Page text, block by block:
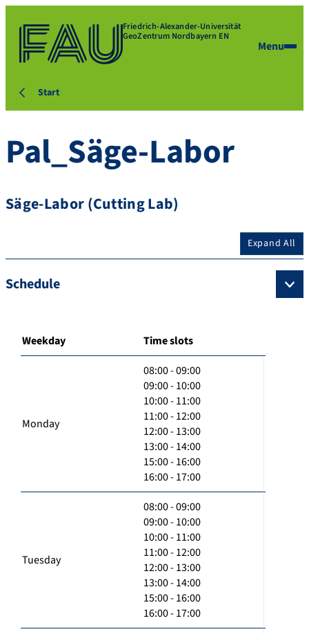
Friedrich-Alexander-Universität
GeoZentrum Nordbayern EN
Menu
Start
Pal_Säge-Labor
Säge-Labor (Cutting Lab)
Expand All
Schedule
Weekday Time slots
Monday
08:00 - 09:00
09:00 - 10:00
10:00 - 11:00
11:00 - 12:00
12:00 - 13:00
13:00 - 14:00
15:00 - 16:00
16:00 - 17:00
Tuesday
08:00 - 09:00
09:00 - 10:00
10:00 - 11:00
11:00 - 12:00
12:00 - 13:00
13:00 - 14:00
15:00 - 16:00
16:00 - 17:00